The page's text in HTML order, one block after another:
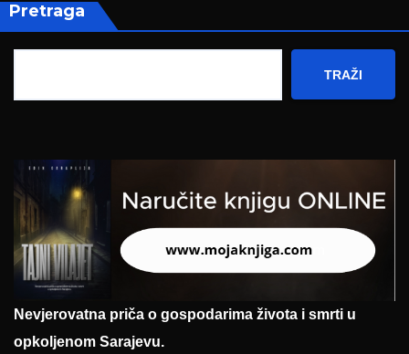
Pretraga
TRAŽI
Nevjerovatna priča o gospodarima života i smrti u
opkoljenom Sarajevu.